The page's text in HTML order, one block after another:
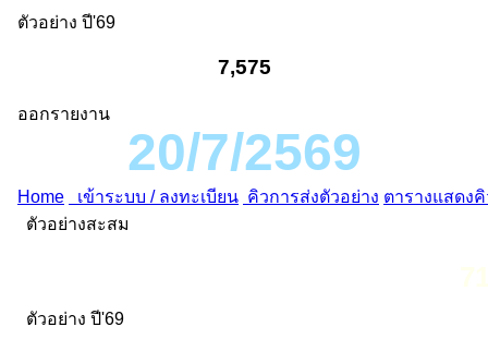
ตัวอย่าง ปี'69
7,575
ออกรายงาน
20/7/2569